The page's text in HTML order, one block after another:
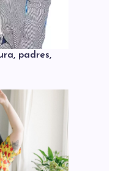
padres,